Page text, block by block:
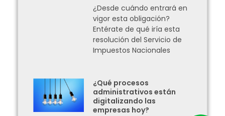
¿Desde cuándo entrará en
vigor esta obligación?
Entérate de qué iría esta
resolución del Servicio de
Impuestos Nacionales
¿Qué procesos
administrativos están
digitalizando las
empresas hoy?